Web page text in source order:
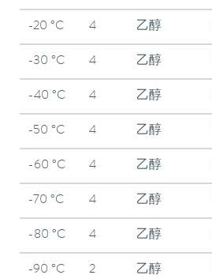
-20 °C 4 乙醇
-30 °C 4 乙醇
-40 °C 4 乙醇
-50 °C 4 乙醇
-60 °C 4 乙醇
-70 °C 4 乙醇
-80 °C 4 乙醇
-90 °C 2 乙醇